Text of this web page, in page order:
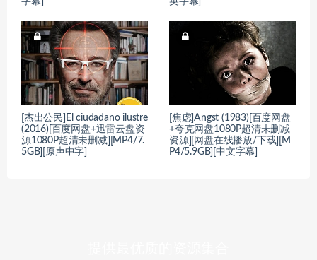
[杰出公民]El ciudadano ilustre
(2016)[百度网盘+迅雷云盘资
源1080P超清未删减][MP4/7.
5GB][原声中字]
[焦虑]Angst (1983)[百度网盘
+夸克网盘1080P超清未删减
资源][网盘在线播放/下载][M
P4/5.9GB][中文字幕]